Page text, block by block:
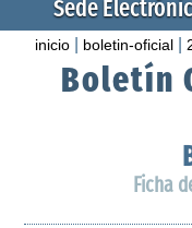
Sede
inicio boletin-oficial
Boletín
Ficha